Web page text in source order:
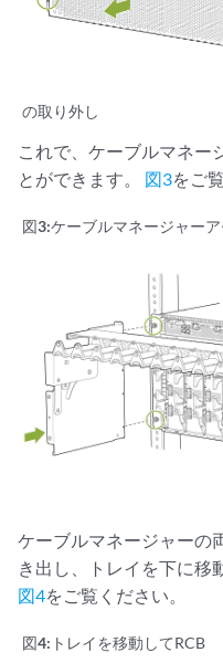
の取り外し
これで、ケーブルマネー
とができます。 図3をご
図3:ケーブルマネージャー
ケーブルマネージャーの
き出し、トレイを下に移
図4をご覧ください。
図4: トレイを移動してRCB